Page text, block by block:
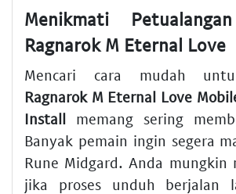
Menikmati
Ragnarok M Eternal Love
Mencari cara mudah
Ragnarok M Eternal Love
Install memang sering
Banyak pemain ingin segera
Rune Midgard. Anda mungkin
jika proses unduh berjalan